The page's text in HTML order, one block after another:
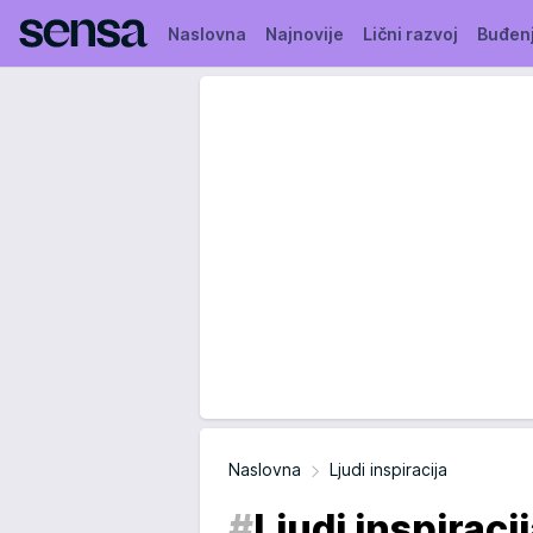
Naslovna Najnovije Lični razvoj
Naslovna Ljudi inspiracija